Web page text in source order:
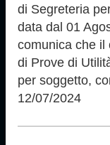
di Segreteria
data dal 01
comunica che il
di Prove di
per soggetto,
12/07/2024